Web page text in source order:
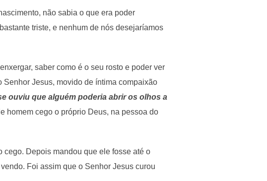
não sabia o que era poder
triste, e nenhum de nós desejaríamos
saber como é o seu rosto e poder ver
Jesus, movido de íntima compaixão
ouviu que alguém poderia abrir os olhos a
homem cego o próprio Deus, na pessoa do
cego. Depois mandou que ele fosse até o
Foi assim que o Senhor Jesus curou